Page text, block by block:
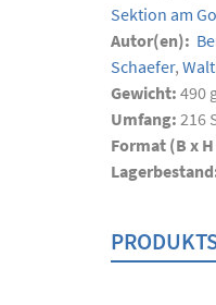
Sektion am
Autor(en):
Schaefer,
Gewicht: 490
Umfang: 216
Format (B x